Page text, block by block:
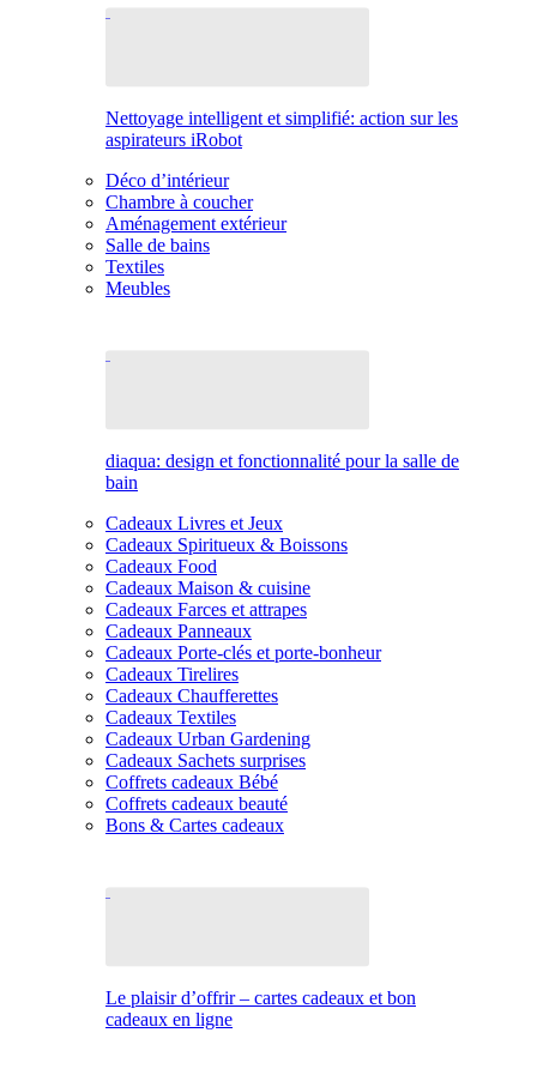
Nettoyage intelligent et simplifié: action sur les
aspirateurs iRobot
Déco d’intérieur
Chambre à coucher
Aménagement extérieur
Salle de bains
Textiles
Meubles
diaqua: design et fonctionnalité pour la salle de
bain
Cadeaux Livres et Jeux
Cadeaux Spiritueux & Boissons
Cadeaux Food
Cadeaux Maison & cuisine
Cadeaux Farces et attrapes
Cadeaux Panneaux
Cadeaux Porte-clés et porte-bonheur
Cadeaux Tirelires
Cadeaux Chaufferettes
Cadeaux Textiles
Cadeaux Urban Gardening
Cadeaux Sachets surprises
Coffrets cadeaux Bébé
Coffrets cadeaux beauté
Bons & Cartes cadeaux
Le plaisir d’offrir – cartes cadeaux et bon
cadeaux en ligne